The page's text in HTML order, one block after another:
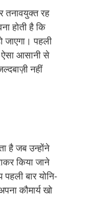
तनावयुक्त रह
होती है कि
जाएगा। पहली
आसानी से
नहीं
है जब उन्होंने
किया जाने
बार योनि-
कौमार्य खो